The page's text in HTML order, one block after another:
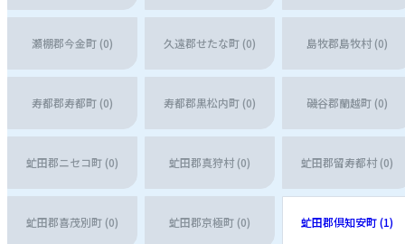
瀬棚郡今金町 (0) 久遠郡せたな町 (0) 島牧郡島牧村 (0)
寿都郡寿都町 (0) 寿都郡黒松内町 (0) 磯谷郡蘭越町 (0)
虻田郡ニセコ町 (0) 虻田郡真狩村 (0) 虻田郡留寿都村 (0)
虻田郡喜茂別町 (0) 虻田郡京極町 (0) 虻田郡倶知安町 (1)